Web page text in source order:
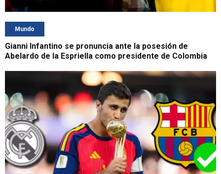
Mundo
Gianni Infantino se pronuncia ante la posesión de
Abelardo de la Espriella como presidente de Colombia